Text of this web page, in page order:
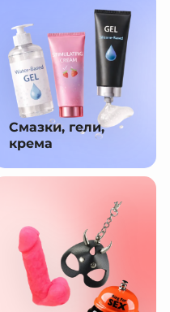
Смазки, гели,
крема